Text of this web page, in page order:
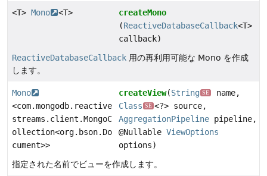
<T> Mono <T>
createMono
(ReactiveDatabaseCallback<T>
callback)
ReactiveDatabaseCallback 用の再利用可能な Mono を作成
します。
Mono
<com.mongodb.reactive
streams.client.MongoC
ollection<org.bson.Do
cument>>
createView(String SE
name,
Class SE <?> source,
AggregationPipeline pipeline,
@NullableViewOptions
options)
指定された名前でビューを作成します。